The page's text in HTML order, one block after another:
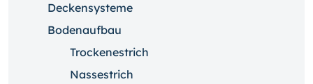
Deckensysteme
Bodenaufbau
Trockenestrich
Nassestrich